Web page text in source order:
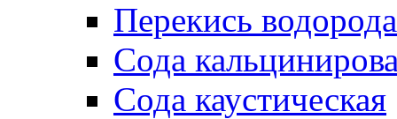
Перекись водорода
Сода
Сода каустическая